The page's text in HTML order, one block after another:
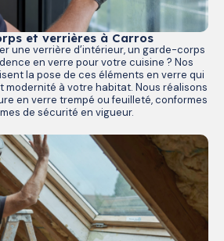
et verrières à Carros
une verrière d’intérieur, un garde-corps
en verre pour votre cuisine ? Nos
la pose de ces éléments en verre qui
modernité à votre habitat. Nous réalisons
en verre trempé ou feuilleté, conformes
de sécurité en vigueur.